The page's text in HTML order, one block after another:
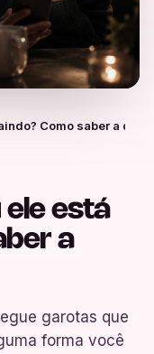
Como saber a
ele está
a
garotas que
forma você